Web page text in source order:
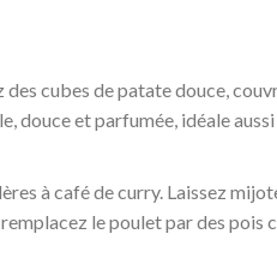
des cubes de patate douce,
douce et parfumée, idéale
à café de curry. Laissez
le poulet par des pois